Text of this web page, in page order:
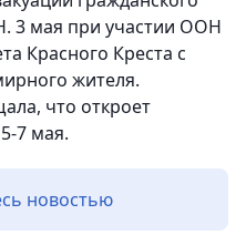
3 мая при участии ООН
Красного Креста с
жителя.
что откроет
7 мая.
новостью